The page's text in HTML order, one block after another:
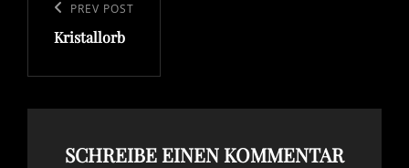
Previous
Post
PREV POST
Kristallorb
SCHREIBE EINEN KOMMENTAR